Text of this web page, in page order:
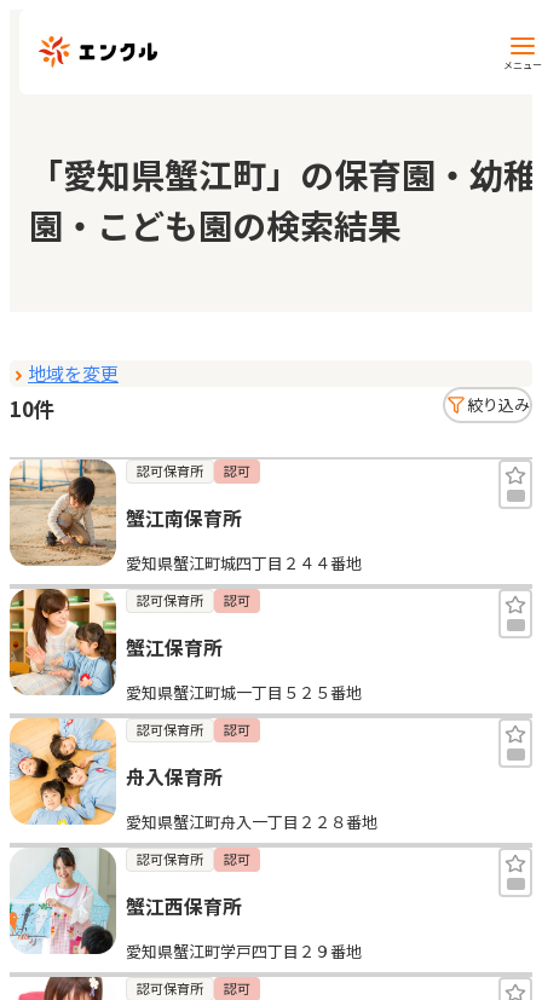
メニュー
保育園・幼稚園を探す
地図から探す
マイページ
お気に入り
見学日記
メッセージ
おすすめの園
エンクルの特徴と活用方法
コラム
お知らせ
「愛知県蟹江町」の保育園・幼稚
園・こども園の検索結果
地域を変更
10件 絞り込み
認可保育所 認可
蟹江南保育所
愛知県蟹江町城四丁目２４４番地
認可保育所 認可
蟹江保育所
愛知県蟹江町城一丁目５２５番地
認可保育所 認可
舟入保育所
愛知県蟹江町舟入一丁目２２８番地
認可保育所 認可
蟹江西保育所
愛知県蟹江町学戸四丁目２９番地
認可保育所 認可